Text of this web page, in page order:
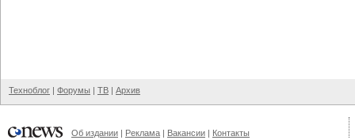
Техноблог | Форумы | ТВ | Архив
Об издании | Реклама | Вакансии | Контакты